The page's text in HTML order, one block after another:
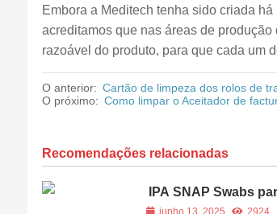
Embora a Meditech tenha sido criada
acreditamos que nas áreas de
razoável do produto, para que cada um
O anterior: Cartão de limpeza dos rolos de
O próximo: Como limpar o Aceitador de
Recomendações relacionadas
IPA SNAP Swabs
Térmica e
junho 13, 2025 2924